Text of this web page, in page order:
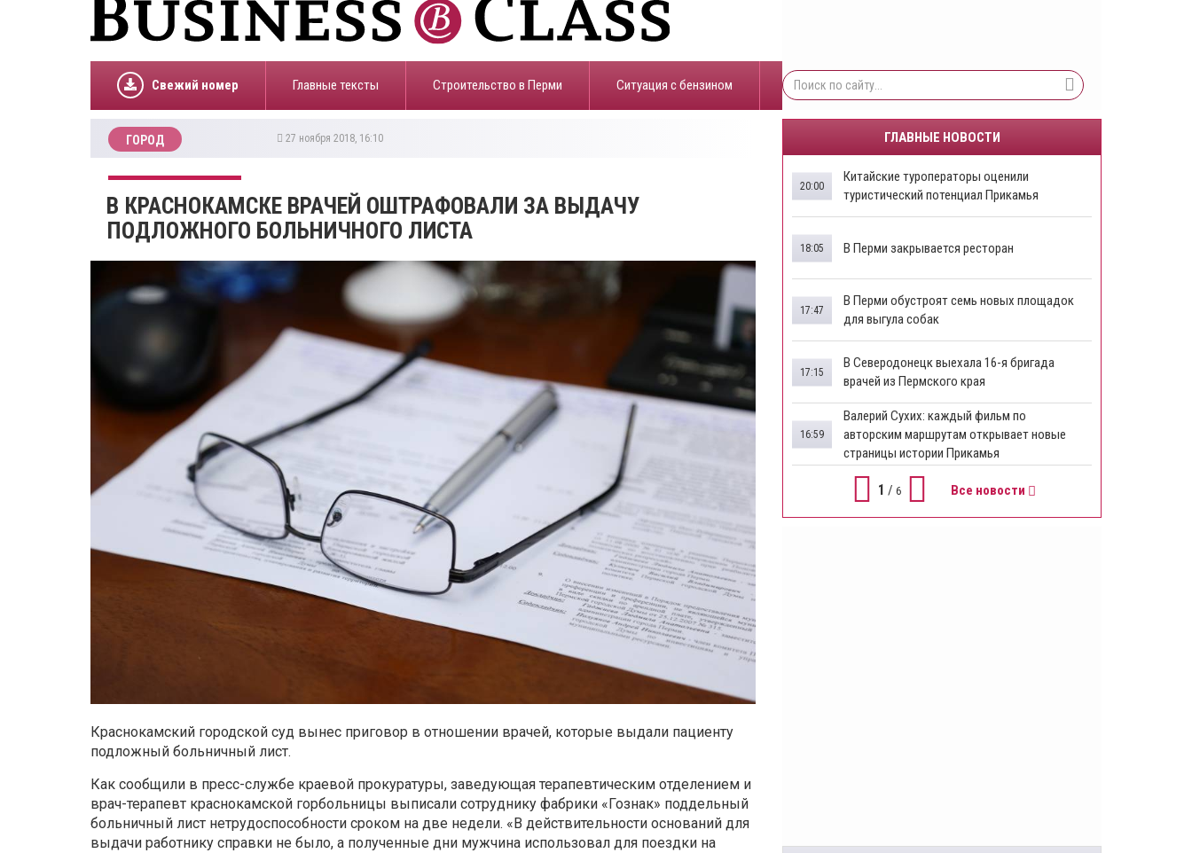
Свежий номер Главные тексты Строительство в Перми ​Ситуация с бензином
ГОРОД 27 ноября 2018, 16:10
​В КРАСНОКАМСКЕ ВРАЧЕЙ ОШТРАФОВАЛИ ЗА ВЫДАЧУ
ПОДЛОЖНОГО БОЛЬНИЧНОГО ЛИСТА
Краснокамский городской суд вынес приговор в отношении врачей, которые выдали пациенту
подложный больничный лист.
Как сообщили в пресс-службе краевой прокуратуры, заведующая терапевтическим отделением и
врач-терапевт краснокамской горбольницы выписали сотруднику фабрики «Гознак» поддельный
больничный лист нетрудоспособности сроком на две недели. «В действительности оснований для
выдачи работнику справки не было, а полученные дни мужчина использовал для поездки на
ГЛАВНЫЕ НОВОСТИ
Китайские туроператоры оценили
туристический потенциал Прикамья
20:00
В Перми закрывается ресторан
18:05
​В Перми обустроят семь новых площадок
для выгула собак
17:47
В Северодонецк выехала 16-я бригада
врачей из Пермского края
17:15
​Валерий Сухих: каждый фильм по
авторским маршрутам открывает новые
страницы истории Прикамья
16:59
1 / 6 Все новости